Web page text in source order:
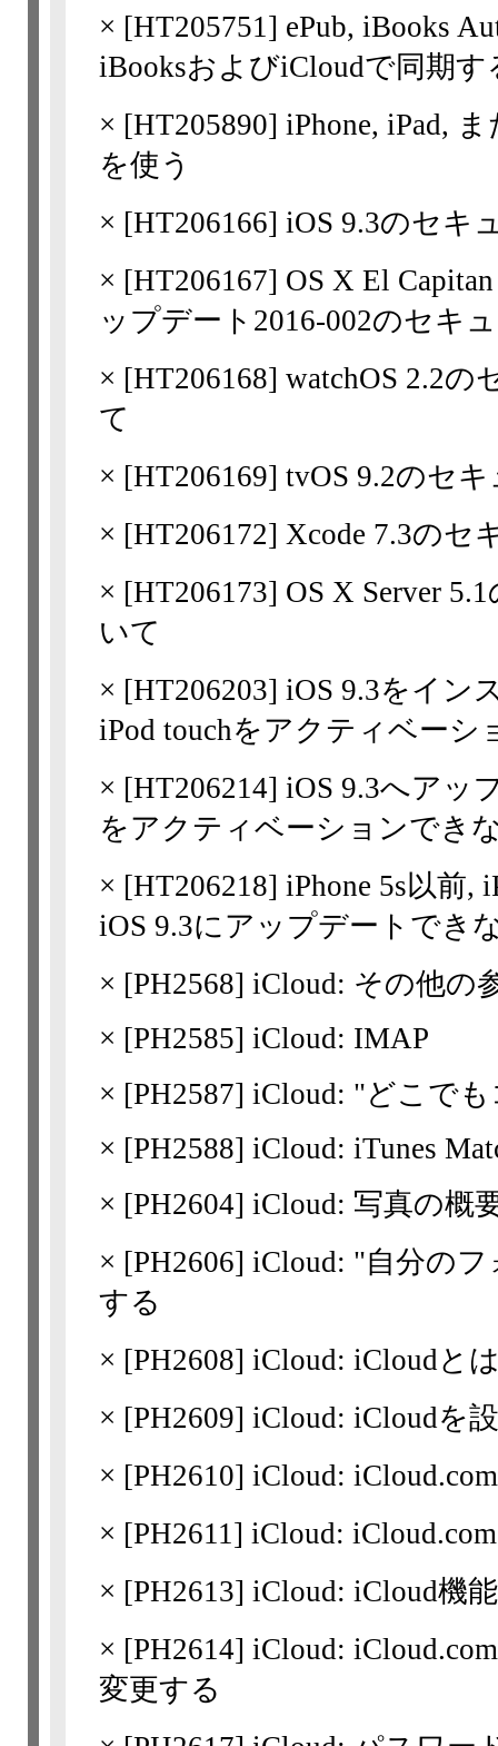
× [HT205751] ePub, iBooks
iBooksおよびiCloudで同期す
× [HT205890] iPhone, iPad,
を使う
× [HT206166] iOS 9.3のセキ
× [HT206167] OS X El
ップデート2016-002のセキ
× [HT206168] watchOS 2.2
て
× [HT206169] tvOS 9.2のセ
× [HT206172] Xcode 7.3のセ
× [HT206173] OS X Server
いて
× [HT206203] iOS 9.3をイン
iPod touchをアクティベーシ
× [HT206214] iOS 9.3へアッ
をアクティベーションでき
× [HT206218] iPhone 5s以前,
iOS 9.3にアップデートでき
× [PH2568] iCloud: その他の
× [PH2585] iCloud: IMAP
× [PH2587] iCloud: "どこで
× [PH2588] iCloud: iTunes
× [PH2604] iCloud: 写真の概
× [PH2606] iCloud: "自分の
する
× [PH2608] iCloud: iCloudと
× [PH2609] iCloud: iCloudを
× [PH2610] iCloud:
× [PH2611] iCloud:
× [PH2613] iCloud: iCloud機
× [PH2614] iCloud:
変更する